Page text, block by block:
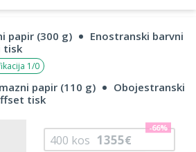
papir (300 g)
Enostranski barvni
tisk
1/0
papir (110 g)
Obojestranski
tisk
400 kos 1355€
-66%